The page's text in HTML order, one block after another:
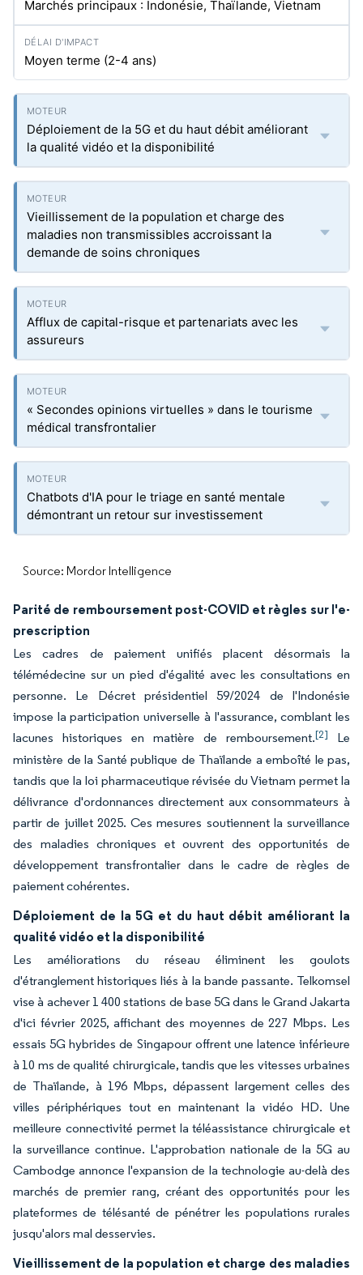
Marchés principaux : Indonésie, Thaïlande, Vietnam
Moyen terme (2-4 ans)
Déploiement de la 5G et du haut débit améliorant
la qualité vidéo et la disponibilité
Vieillissement de la population et charge des
maladies non transmissibles accroissant la
demande de soins chroniques
Afflux de capital-risque et partenariats avec les
assureurs
« Secondes opinions virtuelles » dans le tourisme
médical transfrontalier
Chatbots d'IA pour le triage en santé mentale
démontrant un retour sur investissement
Source: Mordor Intelligence
Parité de remboursement post-COVID et règles sur l'e-
prescription
Les cadres de paiement unifiés placent désormais la
télémédecine sur un pied d'égalité avec les consultations en
personne. Le Décret présidentiel 59/2024 de l'Indonésie
impose la participation universelle à l'assurance, comblant les
lacunes historiques en matière de remboursement.[2]
Le
ministère de la Santé publique de Thaïlande a emboîté le pas,
tandis que la loi pharmaceutique révisée du Vietnam permet la
délivrance d'ordonnances directement aux consommateurs à
partir de juillet 2025. Ces mesures soutiennent la surveillance
des maladies chroniques et ouvrent des opportunités de
développement transfrontalier dans le cadre de règles de
paiement cohérentes.
Déploiement de la 5G et du haut débit améliorant la
qualité vidéo et la disponibilité
Les améliorations du réseau éliminent les goulots
d'étranglement historiques liés à la bande passante. Telkomsel
vise à achever 1 400 stations de base 5G dans le Grand Jakarta
d'ici février 2025, affichant des moyennes de 227 Mbps. Les
essais 5G hybrides de Singapour offrent une latence inférieure
à 10 ms de qualité chirurgicale, tandis que les vitesses urbaines
de Thaïlande, à 196 Mbps, dépassent largement celles des
villes périphériques tout en maintenant la vidéo HD. Une
meilleure connectivité permet la téléassistance chirurgicale et
la surveillance continue. L'approbation nationale de la 5G au
Cambodge annonce l'expansion de la technologie au-delà des
marchés de premier rang, créant des opportunités pour les
plateformes de télésanté de pénétrer les populations rurales
jusqu'alors mal desservies.
Vieillissement de la population et charge des maladies